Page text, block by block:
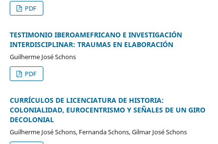
PDF
TESTIMONIO IBEROAMEFRICANO E INVESTIGACIÓN
INTERDISCIPLINAR: TRAUMAS EN ELABORACIÓN
Guilherme José Schons
PDF
CURRÍCULOS DE LICENCIATURA DE HISTORIA:
COLONIALIDAD, EUROCENTRISMO Y SEÑALES DE UN GIRO
DECOLONIAL
Guilherme José Schons, Fernanda Schons, Gilmar José Schons